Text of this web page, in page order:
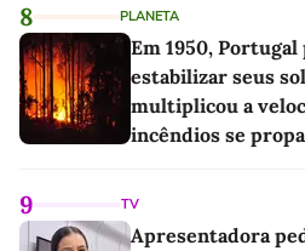
8 PLANETA
Em 1950,
estabilizar seus
multiplicou a
incêndios se
9 TV
Apresentadora